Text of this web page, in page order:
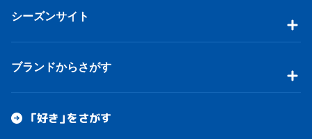
シーズンサイト
ブランドからさがす
「好き」をさがす